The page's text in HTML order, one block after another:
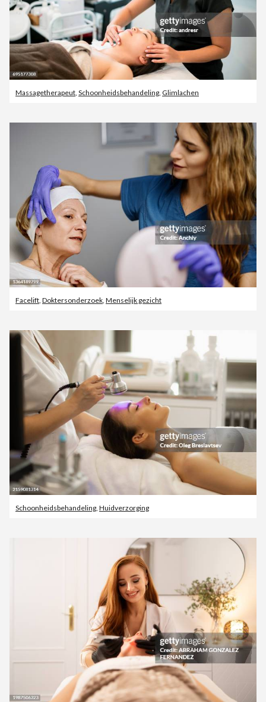
Massagetherapeut Schoonheidsbehandeling Glimlachen
Facelift, Doktersonderzoek, Menselijk gezicht
Schoonheidsbehandeling, Huidverzorging